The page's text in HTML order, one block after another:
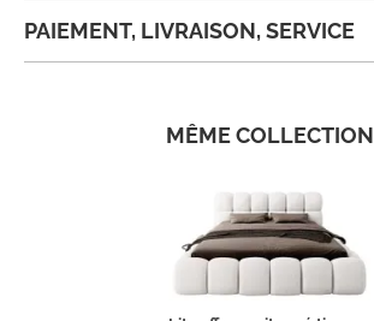
PAIEMENT, LIVRAISON, SERVICE
MÊME COLLECTION